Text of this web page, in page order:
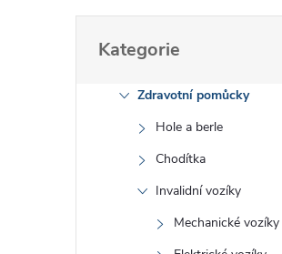
Kategorie
Zdravotní pomůcky
Hole a berle
Chodítka
Invalidní vozíky
Mechanické vozíky